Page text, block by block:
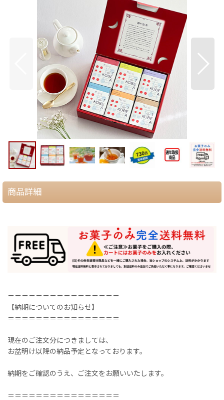
商品詳細
＝＝＝＝＝＝＝＝＝＝＝＝＝＝＝＝
【納期についてのお知らせ】
＝＝＝＝＝＝＝＝＝＝＝＝＝＝＝＝
現在のご注文分につきましては、
お盆明け以降の納品予定となっております。
納期をご確認のうえ、ご注文をお願いいたします。
＝＝＝＝＝＝＝＝＝＝＝＝＝＝＝＝